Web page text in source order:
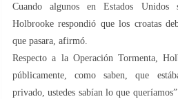
Cuando algunos en Estados Unidos
Holbrooke respondió que los croatas
que pasara, afirmó.
Respecto a la Operación Tormenta,
públicamente, como saben, que
privado, ustedes sabían lo que